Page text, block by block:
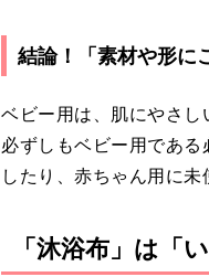
結論！「素材や形に
ベビー用は、肌にやさ
必ずしもベビー用であ
したり、赤ちゃん用に未
「沐浴布」は「